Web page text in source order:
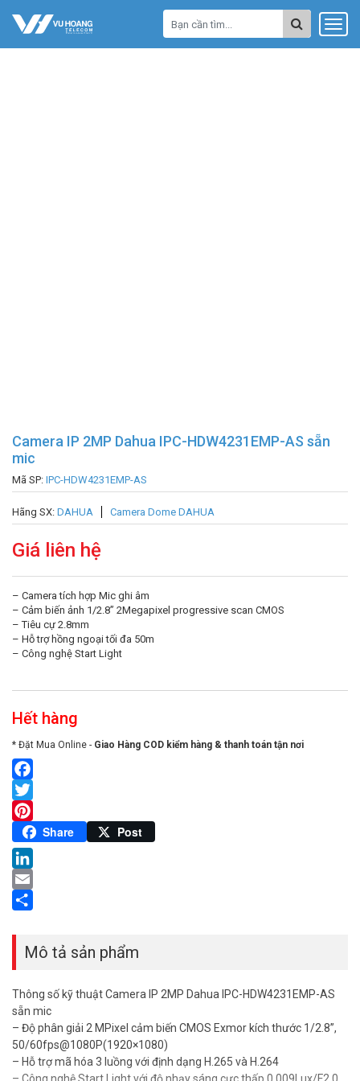
Camera IP 2MP Dahua IPC-HDW4231EMP-AS sẵn
mic
Mã SP: IPC-HDW4231EMP-AS
Hãng SX: DAHUA Camera Dome DAHUA
Giá liên hệ
– Camera tích hợp Mic ghi âm
– Cảm biến ảnh 1/2.8” 2Megapixel progressive scan CMOS
– Tiêu cự 2.8mm
– Hỗ trợ hồng ngoại tối đa 50m
– Công nghệ Start Light
Hết hàng
* Đặt Mua Online - Giao Hàng COD kiểm hàng & thanh toán tận nơi
Facebook
Twitter
Pinterest
Share Post
LinkedIn
Email
Mô tả sản phẩm
Thông số kỹ thuật Camera IP 2MP Dahua IPC-HDW4231EMP-AS
sẵn mic
– Độ phân giải 2 MPixel cảm biến CMOS Exmor kích thước 1/2.8”,
50/60fps@1080P(1920×1080)
– Hỗ trợ mã hóa 3 luồng với định dạng H.265 và H.264
– Công nghệ Start Light với độ nhạy sáng cực thấp 0.009Lux/F2.0